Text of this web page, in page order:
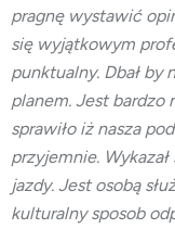
pragnę wystawić
się wyjątkowym
punktualny. Dbał by
planem. Jest bardzo
sprawiło iż nasza
przyjemnie.
jazdy. Jest osobą
kulturalny sposob